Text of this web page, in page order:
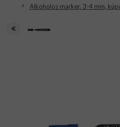
Alkoholos marker, 3-4 mm,